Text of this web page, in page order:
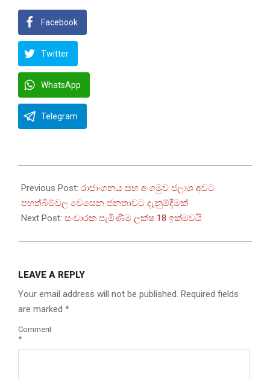
Facebook
Twitter
WhatsApp
Telegram
10-
18
Previous Post: රාජාංගනය සහ අංගමුව ජලාශ අවට
පහත්බිම්වල වෙසෙන ජනතාවට දැනුම්දීමක්
Next Post: සංචාරක පැමිණීම ලක්ෂ 18 ඉක්මවයි
LEAVE A REPLY
Your email address will not be published. Required fields
are marked *
Comment
*